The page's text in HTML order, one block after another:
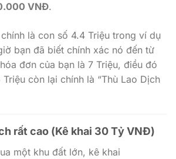
VNĐ.
là con số 4.4 Triệu trong ví dụ
bạn đã biết chính xác nó đến từ
đơn của bạn là 7 Triệu, điều đó
còn lại chính là “Thù Lao Dịch
rất cao (Kê khai 30 Tỷ VNĐ)
một khu đất lớn, kê khai